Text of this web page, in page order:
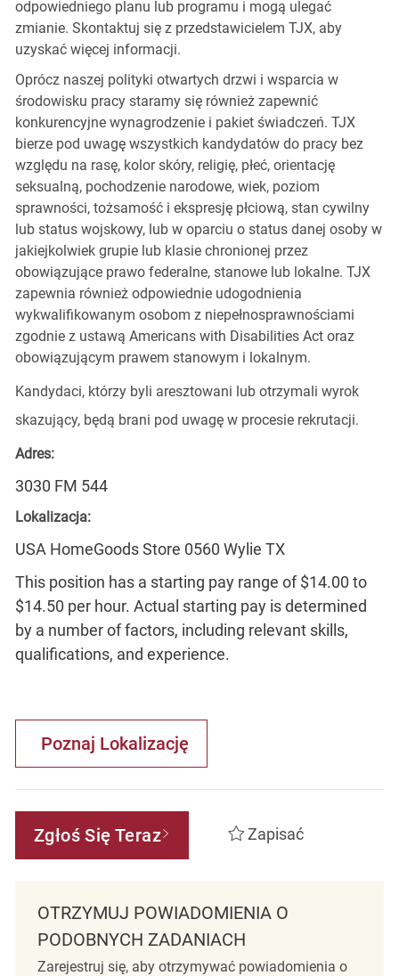
odpowiedniego planu lub programu i mogą ulegać
zmianie. Skontaktuj się z przedstawicielem TJX, aby
uzyskać więcej informacji.
Oprócz naszej polityki otwartych drzwi i wsparcia w
środowisku pracy staramy się również zapewnić
konkurencyjne wynagrodzenie i pakiet świadczeń. TJX
bierze pod uwagę wszystkich kandydatów do pracy bez
względu na rasę, kolor skóry, religię, płeć, orientację
seksualną, pochodzenie narodowe, wiek, poziom
sprawności, tożsamość i ekspresję płciową, stan cywilny
lub status wojskowy, lub w oparciu o status danej osoby w
jakiejkolwiek grupie lub klasie chronionej przez
obowiązujące prawo federalne, stanowe lub lokalne. TJX
zapewnia również odpowiednie udogodnienia
wykwalifikowanym osobom z niepełnosprawnościami
zgodnie z ustawą Americans with Disabilities Act oraz
obowiązującym prawem stanowym i lokalnym.
Kandydaci, którzy byli aresztowani lub otrzymali wyrok
skazujący, będą brani pod uwagę w procesie rekrutacji.
Adres:
3030 FM 544
Lokalizacja:
USA HomeGoods Store 0560 Wylie TX
This position has a starting pay range of $14.00 to
$14.50 per hour. Actual starting pay is determined
by a number of factors, including relevant skills,
qualifications, and experience.
Poznaj Lokalizację
Zgłoś Się Teraz Zapisać
OTRZYMUJ POWIADOMIENIA O
PODOBNYCH ZADANIACH
Zarejestruj się, aby otrzymywać powiadomienia o